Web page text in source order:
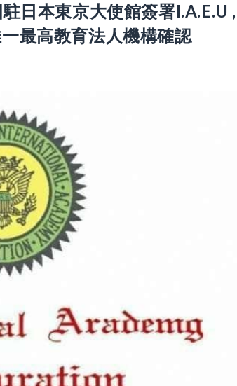
日本東京大使館簽署
最高教育法人機構確認